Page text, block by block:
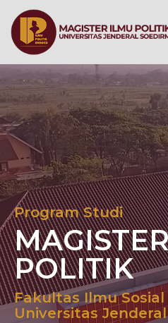
Program Studi
POLITIK
Fakultas Ilmu
Universitas